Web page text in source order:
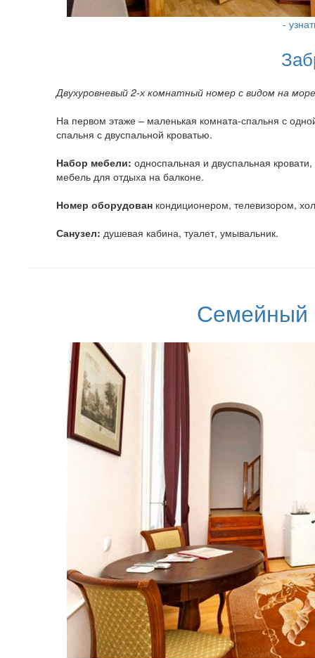
-
Двухуровневый 2-х комнатный номер с видом на
На первом этаже – маленькая комната-спальня с
спальня с двуспальной кроватью.
Набор мебели: односпальная и двуспальная
мебель для отдыха на балконе.
Номер оборудован кондиционером, телевизором,
Санузел: душевая кабина, туалет, умывальник.